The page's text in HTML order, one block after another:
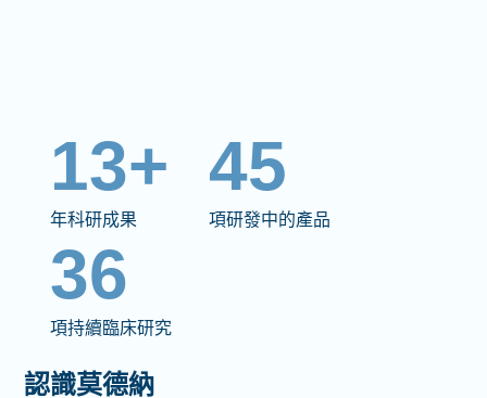
13+
年科研成果
45
項研發中的產品
36
項持續臨床研究
認識莫德納